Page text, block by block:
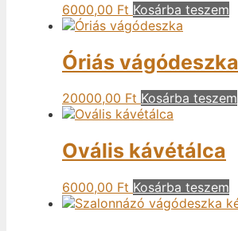
6000,00 Ft Kosárba teszem
Óriás vágódeszka
20000,00 Ft Kosárba teszem
Ovális kávétálca
6000,00 Ft Kosárba teszem